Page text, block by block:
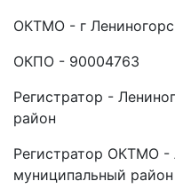
ОКТМО - г
ОКПО - 90004763
Регистратор -
район
Регистратор ОКТМО -
муниципальный